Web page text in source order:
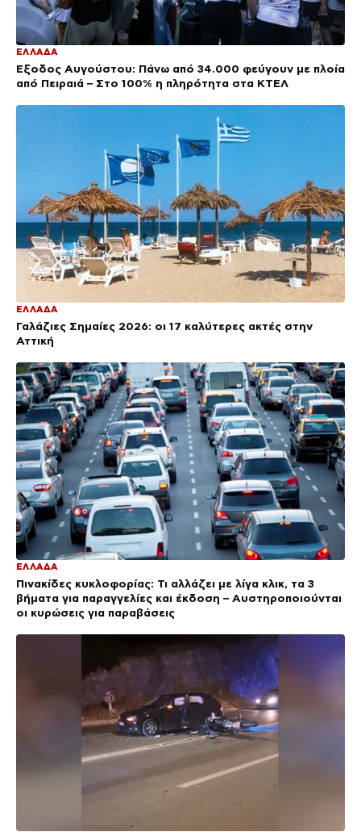
ΕΛΛΑΔΑ
Έξοδος Αυγούστου: Πάνω από 34.000 φεύγουν με πλοία
από Πειραιά – Στο 100% η πληρότητα στα ΚΤΕΛ
ΕΛΛΑΔΑ
Γαλάζιες Σημαίες 2026: οι 17 καλύτερες ακτές στην
Αττική
ΕΛΛΑΔΑ
Πινακίδες κυκλοφορίας: Τι αλλάζει με λίγα κλικ, τα 3
βήματα για παραγγελίες και έκδοση – Αυστηροποιούνται
οι κυρώσεις για παραβάσεις